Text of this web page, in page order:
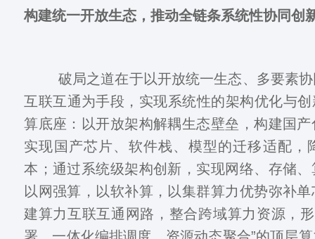
构建统一开放生态，推动全链条系统性协同创
破局之道在于以开放统一生态、多要素协
互联互通为手段，实现系统性的架构优化与
算底座：以开放架构解耦生态壁垒，构建国
实现国产芯片、软件栈、模型的迁移适配，
本；通过系统级架构创新，实现网络、存储
以网强算，以软补算，以集群算力优势弥补
建算力互联互通网路，整合跨域算力资源，
署、一体化编排调度，资源动态聚合”的顶层